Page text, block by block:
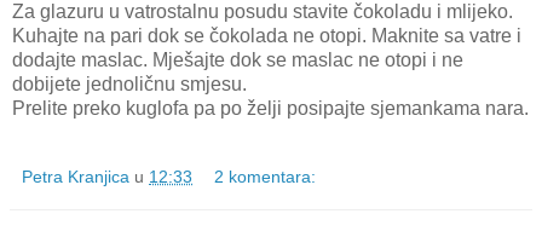
Za glazuru u vatrostalnu posudu stavite čokoladu i mlijeko.
Kuhajte na pari dok se čokolada ne otopi. Maknite sa vatre i
dodajte maslac. Mješajte dok se maslac ne otopi i ne
dobijete jednoličnu smjesu.
Prelite preko kuglofa pa po želji posipajte sjemankama nara.
Petra Kranjica u 12:33 2 komentara: